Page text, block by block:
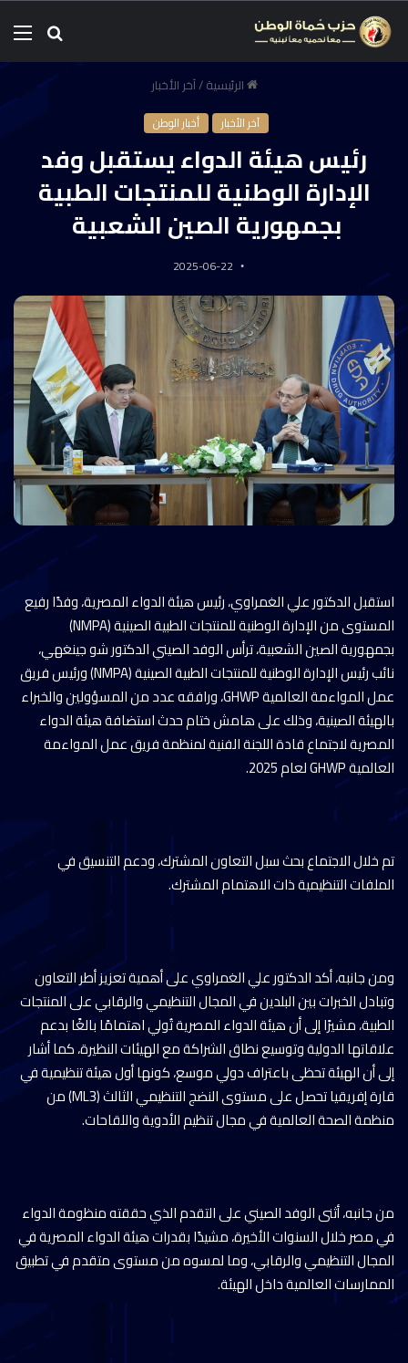
الرئيسية/آخر الأخبار
آخر الأخبار أخبار الوطن
رئيس هيئة الدواء يستقبل وفد
الإدارة الوطنية للمنتجات الطبية
بجمهورية الصين الشعبية
2025-06-22
استقبل الدكتور علي الغمراوي، رئيس هيئة الدواء المصرية، وفدًا رفيع
المستوى من الإدارة الوطنية للمنتجات الطبية الصينية (NMPA)
بجمهورية الصين الشعبية، ترأس الوفد الصيني الدكتور شو جينغهي،
نائب رئيس الإدارة الوطنية للمنتجات الطبية الصينية (NMPA) ورئيس فريق
عمل المواءمة العالمية GHWP، ورافقه عدد من المسؤولين والخبراء
بالهيئة الصينية، وذلك على هامش ختام حدث استضافة هيئة الدواء
المصرية لاجتماع قادة اللجنة الفنية لمنظمة فريق عمل المواءمة
العالمية GHWP لعام 2025.
تم خلال الاجتماع بحث سبل التعاون المشترك، ودعم التنسيق في
الملفات التنظيمية ذات الاهتمام المشترك.
ومن جانبه، أكد الدكتور علي الغمراوي على أهمية تعزيز أطر التعاون
وتبادل الخبرات بين البلدين في المجال التنظيمي والرقابي على المنتجات
الطبية، مشيرًا إلى أن هيئة الدواء المصرية تُولي اهتمامًا بالغًا بدعم
علاقاتها الدولية وتوسيع نطاق الشراكة مع الهيئات النظيرة، كما أشار
إلى أن الهيئة تحظى باعتراف دولي موسع، كونها أول هيئة تنظيمية في
قارة إفريقيا تحصل على مستوى النضج التنظيمي الثالث (ML3) من
منظمة الصحة العالمية في مجال تنظيم الأدوية واللقاحات.
من جانبه، أثنى الوفد الصيني على التقدم الذي حققته منظومة الدواء
في مصر خلال السنوات الأخيرة، مشيدًا بقدرات هيئة الدواء المصرية في
المجال التنظيمي والرقابي، وما لمسوه من مستوى متقدم في تطبيق
الممارسات العالمية داخل الهيئة.